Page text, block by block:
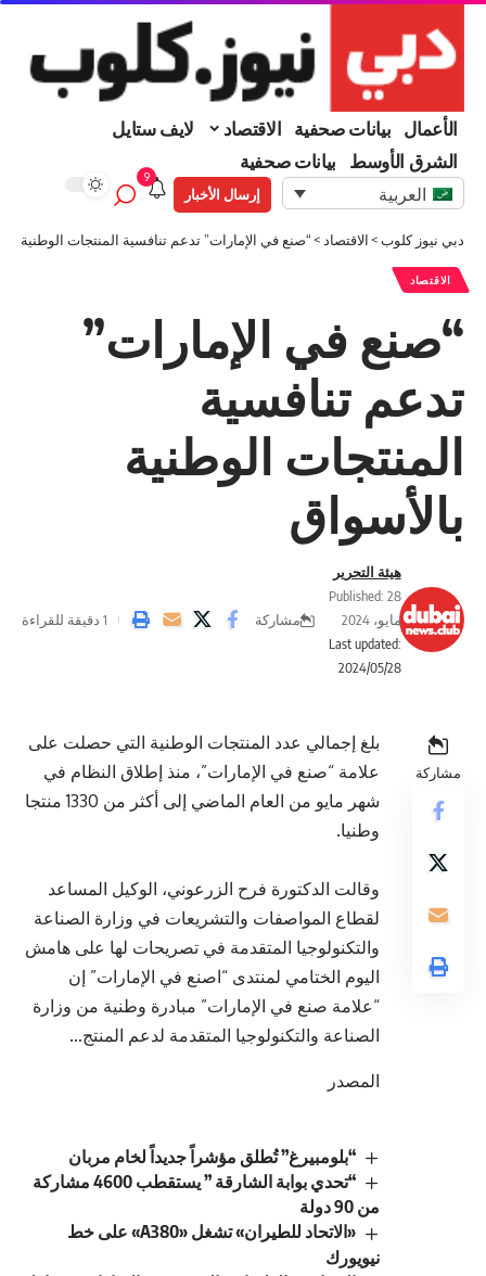
الأعمال بيانات صحفية الاقتصاد
لايف ستايل
الشرق الأوسط
بيانات صحفية
العربية إرسال الأخبار
9
دبي نيوز كلوب> الاقتصاد > “صنع في الإمارات” تدعم تنافسية المنتجات الوطنية
الاقتصاد
“صنع في الإمارات”
تدعم تنافسية
المنتجات الوطنية
بالأسواق
Last updated:
2024/05/28
هيئة التحرير
Published: 28
مايو، 2024
مشاركة 1 دقيقة للقراءة
مشاركة
بلغ إجمالي عدد المنتجات الوطنية التي حصلت على
علامة “صنع في الإمارات”، منذ إطلاق النظام في
شهر مايو من العام الماضي إلى أكثر من 1330 منتجا
وطنيا.
وقالت الدكتورة فرح الزرعوني، الوكيل المساعد
لقطاع المواصفات والتشريعات في وزارة الصناعة
والتكنولوجيا المتقدمة في تصريحات لها على هامش
اليوم الختامي لمنتدى “اصنع في الإمارات” إن
“علامة صنع في الإمارات” مبادرة وطنية من وزارة
الصناعة والتكنولوجيا المتقدمة لدعم المنتج…
المصدر
“بلومبيرغ” تُطلق مؤشراً جديداً لخام مربان
“تحدي بوابة الشارقة ” يستقطب 4600 مشاركة
من 90 دولة
«الاتحاد للطيران» تشغل «A380» على خط
نيويورك